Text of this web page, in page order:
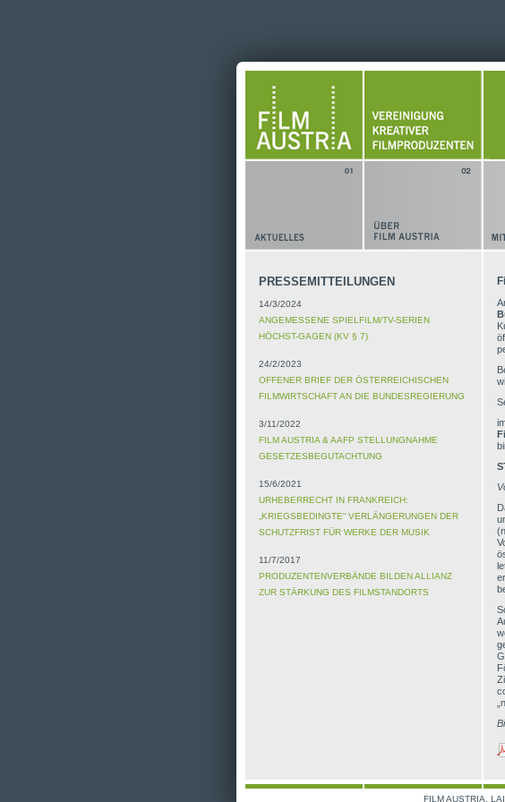
PRESSEMITTEILUNGEN
14/3/2024
ANGEMESSENE SPIELFILM/TV-SERIEN
HÖCHST-GAGEN (KV § 7)
24/2/2023
OFFENER BRIEF DER ÖSTERREICHISCHEN
FILMWIRTSCHAFT AN DIE BUNDESREGIERUNG
3/11/2022
FILM AUSTRIA & AAFP STELLUNGNAHME
GESETZESBEGUTACHTUNG
15/6/2021
URHEBERRECHT IN FRANKREICH:
„KRIEGSBEDINGTE“ VERLÄNGERUNGEN DER
SCHUTZFRIST FÜR WERKE DER MUSIK
11/7/2017
PRODUZENTENVERBÄNDE BILDEN ALLIANZ
ZUR STÄRKUNG DES FILMSTANDORTS
FILM AUSTRIA,